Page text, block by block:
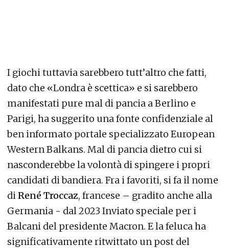
I giochi tuttavia sarebbero tutt’altro che fatti,
dato che «Londra è scettica» e si sarebbero
manifestati pure mal di pancia a Berlino e
Parigi, ha suggerito una fonte confidenziale al
ben informato portale specializzato European
Western Balkans. Mal di pancia dietro cui si
nasconderebbe la volontà di spingere i propri
candidati di bandiera. Fra i favoriti, si fa il nome
di René Troccaz, francese – gradito anche alla
Germania - dal 2023 Inviato speciale per i
Balcani del presidente Macron. E la feluca ha
significativamente ritwittato un post del